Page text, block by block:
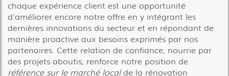
chaque expérience client est une opportunité
d'améliorer encore notre offre en y intégrant les
dernières innovations du secteur et en répondant de
manière proactive aux besoins exprimés par nos
partenaires. Cette relation de confiance, nourrie par
des projets aboutis, renforce notre position de
référence sur le marché localde la rénovation